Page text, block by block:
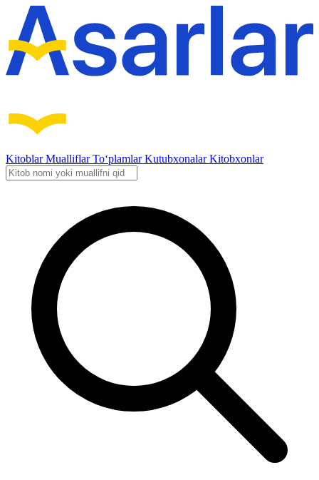
KitoblarMualliflarTo‘plamlarKutubxonalarKitobxonlar